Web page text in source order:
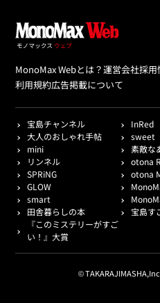
MonoMax Webとは？運営会社採用
利用規約広告掲載について
宝島チャンネル
InRed
大人のおしゃれ手帖
sweet
mini
素敵な
リンネル
otona
SPRiNG
otona
GLOW
smart
田舎暮らしの本
宝島す
『このミステリーがすご
い！』大賞
©